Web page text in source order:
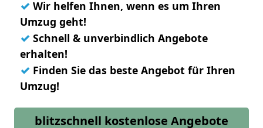
✓ Wir helfen Ihnen, wenn es um Ihren
Umzug geht!
✓ Schnell & unverbindlich Angebote
erhalten!
✓ Finden Sie das beste Angebot für Ihren
Umzug!
blitzschnell kostenlose Angebote